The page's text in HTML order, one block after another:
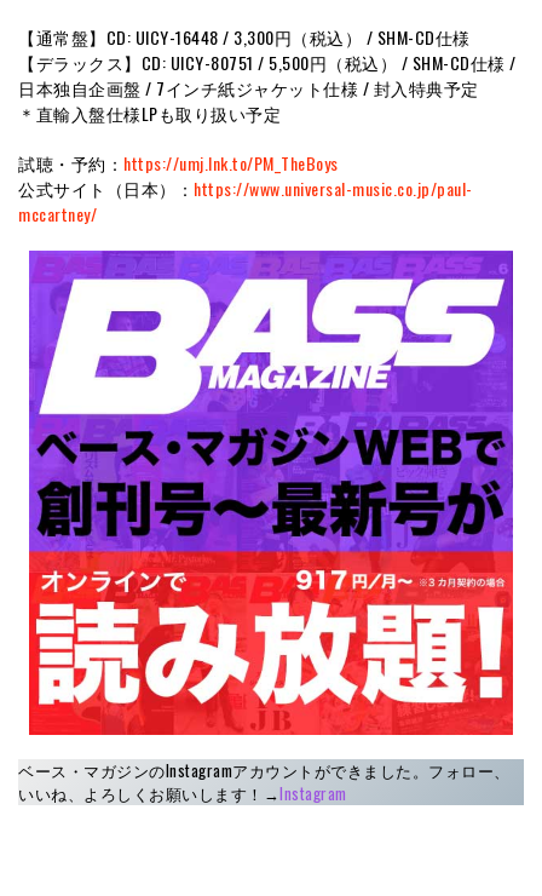
【通常盤】CD: UICY-16448 / 3,300円（税込） / SHM-CD仕様
【デラックス】CD: UICY-80751 / 5,500円（税込） / SHM-CD仕様 /
日本独自企画盤 / 7インチ紙ジャケット仕様 / 封入特典予定
＊直輸入盤仕様LPも取り扱い予定
試聴・予約： https://umj.lnk.to/PM_TheBoys
公式サイト（日本）： https://www.universal-music.co.jp/paul-
mccartney/
ベース・マガジンのInstagramアカウントができました。フォロー、
いいね、よろしくお願いします！→Instagram